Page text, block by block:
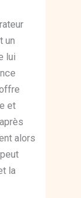
un
lui
et
alors
la